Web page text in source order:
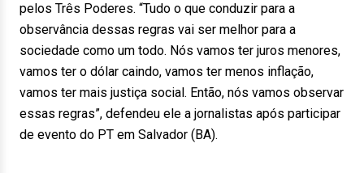
pelos Três Poderes. “Tudo o que conduzir para a
observância dessas regras vai ser melhor para a
sociedade como um todo. Nós vamos ter juros menores,
vamos ter o dólar caindo, vamos ter menos inflação,
vamos ter mais justiça social. Então, nós vamos observar
essas regras”, defendeu ele a jornalistas após participar
de evento do PT em Salvador (BA).